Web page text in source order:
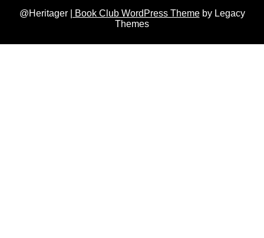
@Heritager | Book Club WordPress Themeby Legacy
Themes